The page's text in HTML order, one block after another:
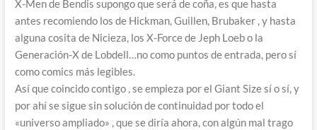
X-Men de Bendis supongo que será de coña, es que hasta
antes recomiendo los de Hickman, Guillen, Brubaker , y hasta
alguna cosita de Nicieza, los X-Force de Jeph Loeb o la
Generación-X de Lobdell…no como puntos de entrada, pero sí
como comics más legibles.
Así que coincido contigo , se empieza por el Giant Size sí o sí, y
por ahí se sigue sin solución de continuidad por todo el
«universo ampliado» , que se diría ahora, con algún mal trago